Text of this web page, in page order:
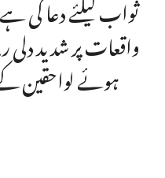
واقعات پر شدید
ہوئے لواحقین